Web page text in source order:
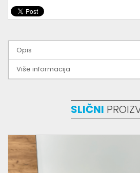
Opis
Više informacija
SLIČNI